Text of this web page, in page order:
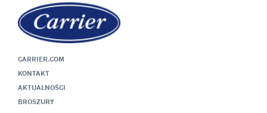
CARRIER.COM
KONTAKT
AKTUALNOŚCI
BROSZURY